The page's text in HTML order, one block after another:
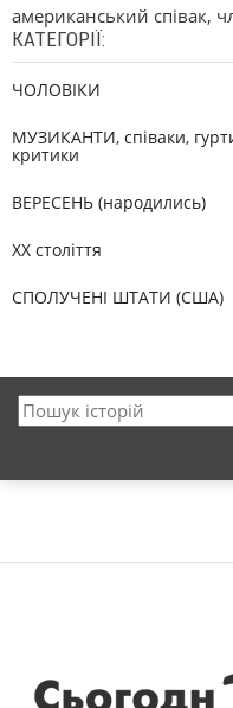
американський співак,
КАТЕГОРІЇ:
ЧОЛОВІКИ
МУЗИКАНТИ, співаки,
критики
ВЕРЕСЕНЬ (народились)
XX століття
СПОЛУЧЕНІ ШТАТИ (США)